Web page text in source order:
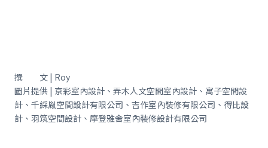
撰 文 | Roy
圖片提供 | 京彩室內設計、弄木人文空間室內設計、寓子空間設
計、千綵胤空間設計有限公司、吉作室內裝修有限公司、得比設
計、羽筑空間設計、摩登雅舍室內裝修設計有限公司